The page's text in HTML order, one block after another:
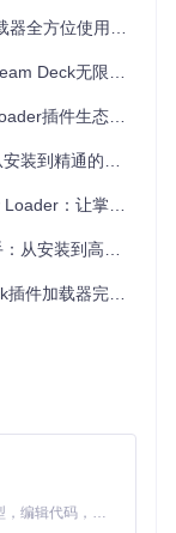
命令
出现插件图标
免因断电导致
使用
方位使用指南
Deck无限可能
态的5个实用维度
通的实用攻略
无限扩展的实用指南
配置的完整指南
载器完整指南
Claude Code 的开源替代方案。连接任意大模型，编辑代码，运行命令，自动验证 — 全自动执行。用 Rust 构建，极致性能。 ｜ An open-source alternative to Claude Code. Connect any LLM, edit code, run commands, and verify changes — autonomously. Built in Rust for speed. Get Started